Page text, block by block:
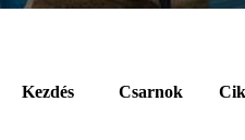
Kezdés Csarnok